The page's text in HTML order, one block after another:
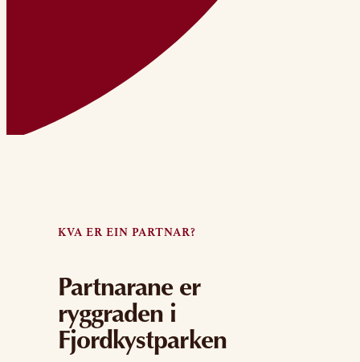
KVA ER EIN PARTNAR?
Partnarane er
ryggraden i
Fjordkystparken